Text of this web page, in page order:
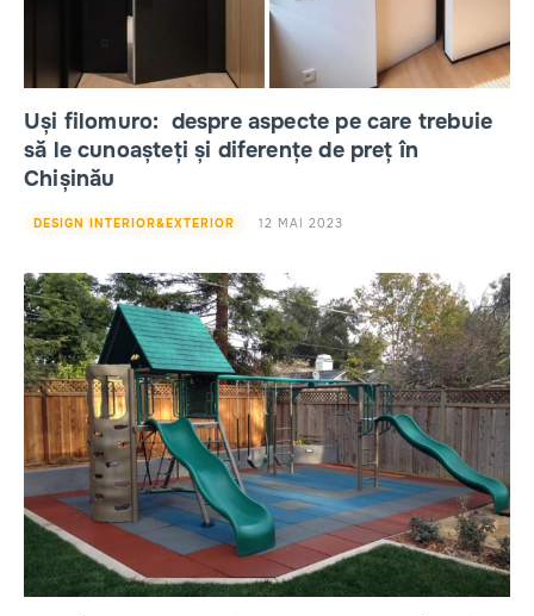
Uși filomuro: despre aspecte pe care trebuie
să le cunoașteți și diferențe de preț în
Chișinău
DESIGN INTERIOR&EXTERIOR 12 MAI 2023